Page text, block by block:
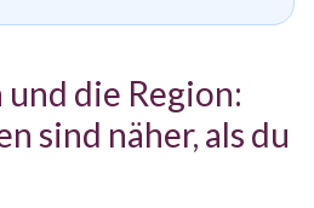
die Region:
sind näher, als du